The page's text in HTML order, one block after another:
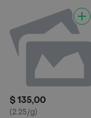
$ 135,00
(2.25/g)